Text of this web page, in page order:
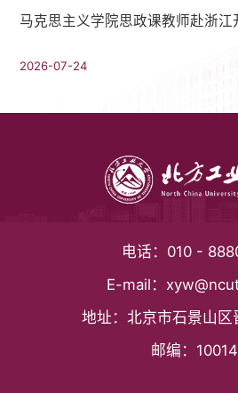
马克思主义学院思政课教师赴浙江
2026-07-24
电话： 010 -
E-mail：
地址： 北京市石景山区
邮编：